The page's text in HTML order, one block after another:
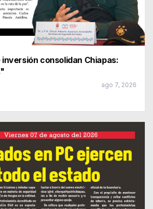
consolidan Chiapas:
ago 7, 2026